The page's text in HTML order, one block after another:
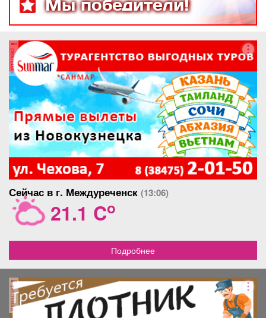
огнями, другой с постоянно
горящими. На любителя,
днем практически не видно.
Цвет 6S7.
Мы победители!
реклама
Сейчас в г. Междуреченск (13:06)
21.1 Co
Подробнее
реклама